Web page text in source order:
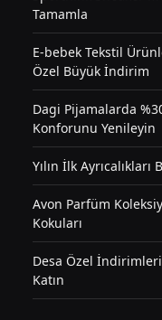
Tamamla
E-bebek Tekstil
Özel Büyük İndirim
Dagi Pijamalarda
Konforunu Yenileyin
Yılın İlk Ayrıcalıkları
Avon Parfüm
Kokuları
Desa Özel
Katın